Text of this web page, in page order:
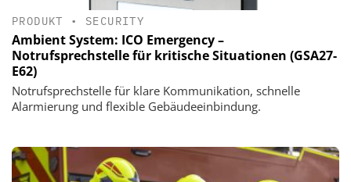
PRODUKT • SECURITY
Ambient System: ICO Emergency –
Notrufsprechstelle für kritische Situationen (GSA27-
E62)
Notrufsprechstelle für klare Kommunikation, schnelle
Alarmierung und flexible Gebäudeeinbindung.